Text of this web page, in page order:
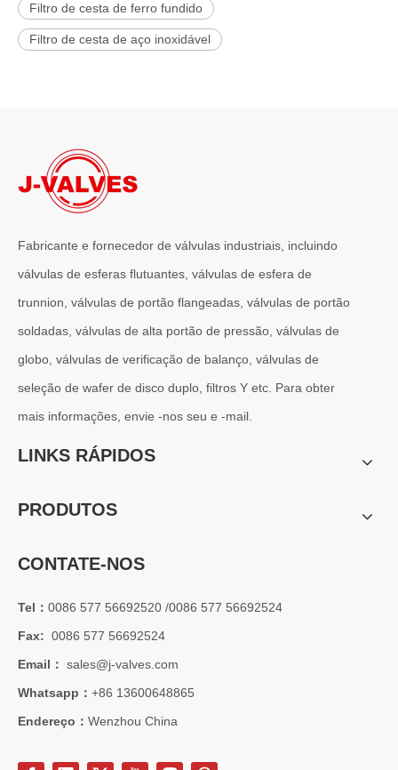
Filtro de cesta de ferro fundido
Filtro de cesta de aço inoxidável
Fabricante e fornecedor de válvulas industriais, incluindo
válvulas de esferas flutuantes, válvulas de esfera de
trunnion, válvulas de portão flangeadas, válvulas de portão
soldadas, válvulas de alta portão de pressão, válvulas de
globo, válvulas de verificação de balanço, válvulas de
seleção de wafer de disco duplo, filtros Y etc. Para obter
mais informações, envie -nos seu e -mail.
LINKS RÁPIDOS
PRODUTOS
CONTATE-NOS
Tel： 0086 577 56692520 /0086 577 56692524
Fax: 0086 577 56692524
Email： sales@j-valves.com
Whatsapp： +86 13600648865
Endereço： Wenzhou China